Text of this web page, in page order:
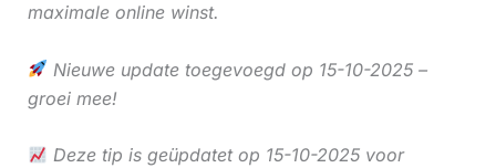
maximale online winst.
Nieuwe update toegevoegd op 15-10-2025 –
groei mee!
Deze tip is geüpdatet op 15-10-2025 voor